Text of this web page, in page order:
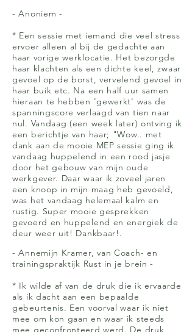
- Anoniem -
* Een sessie met iemand die veel stress
ervoer alleen al bij de gedachte aan
haar vorige werklocatie. Het bezorgde
haar klachten als een dichte keel, zwaar
gevoel op de borst, vervelend gevoel in
haar buik etc. Na een half uur samen
hieraan te hebben 'gewerkt' was de
spanningscore verlaagd van tien naar
nul. Vandaag (een week later) ontving ik
een berichtje van haar; "Wow.. met
dank aan de mooie MEP sessie ging ik
vandaag huppelend in een rood jasje
door het gebouw van mijn oude
werkgever. Daar waar ik zoveel jaren
een knoop in mijn maag heb gevoeld,
was het vandaag helemaal kalm en
rustig. Super mooie gesprekken
gevoerd en huppelend en energiek de
deur weer uit! Dankbaar!.
- Annemijn Kramer, van Coach- en
trainingspraktijk Rust in je brein -
* Ik wilde af van de druk die ik ervaarde
als ik dacht aan een bepaalde
gebeurtenis. Een voorval waar ik niet
mee om kon gaan en waar ik steeds
mee geconfronteerd werd. De druk